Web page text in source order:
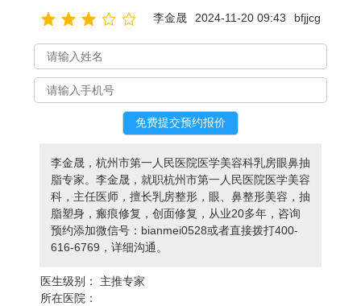
李金晟 2024-11-20 09:43 bfjjcg
李金晟，杭州市第一人民医院医学美容科乳房眼鼻抽
脂专家。李金晟，就职杭州市第一人民医院医学美容
科，主任医师，擅长乳房整形，眼、鼻整形美容，抽
脂塑身，瘢痕修复，创面修复，从业20多年，咨询
预约添加微信号：bianmei0528或者直接拨打400-
616-6769，详细沟通。
医生级别：
主推专家
所在医院：